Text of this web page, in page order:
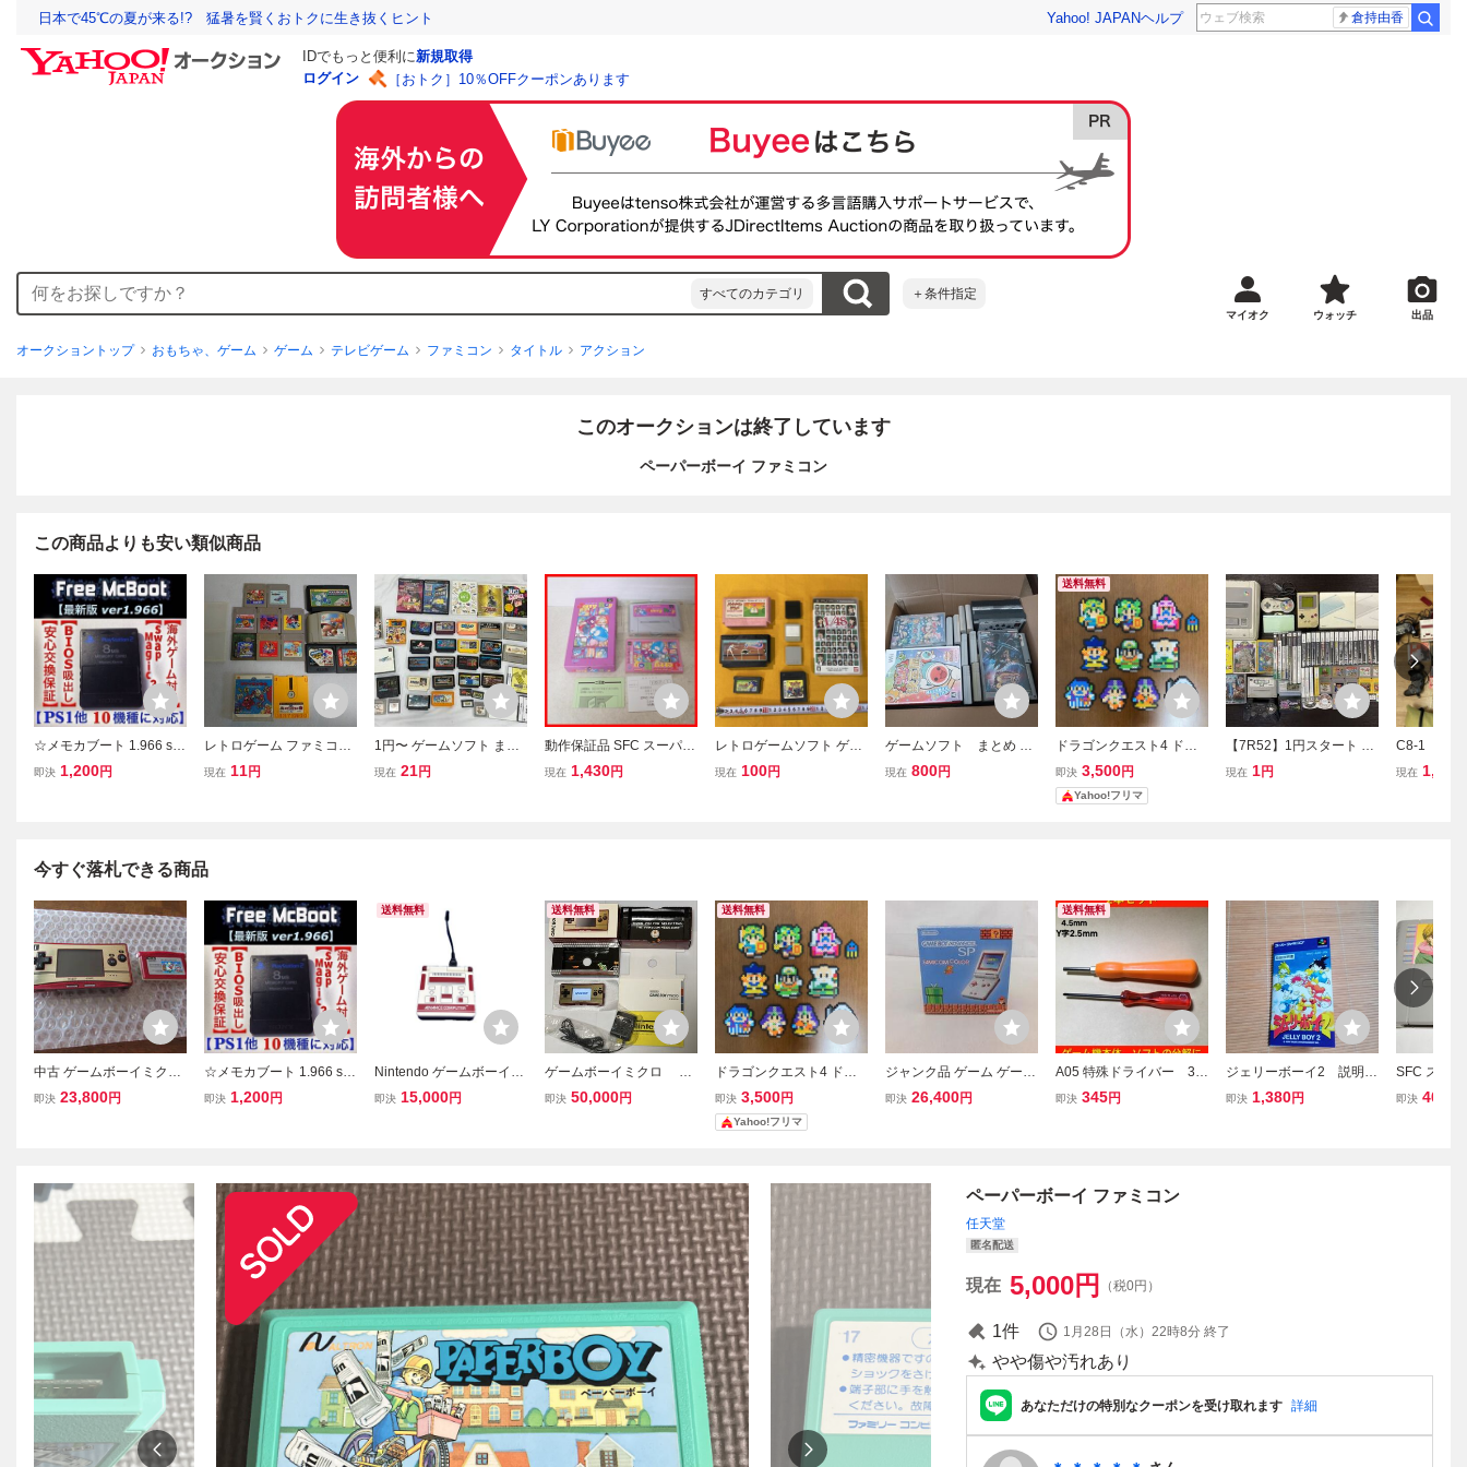
日本で45℃の夏が来る!? 猛暑を賢くおトクに生き抜くヒント Yahoo! JAPANヘルプ 倉持由香
IDでもっと便利に新規取得
ログイン
［おトク］10％OFFクーポンあります
すべてのカテゴリ ＋条件指定
マイオク ウォッチ 出品
オークショントップ おもちゃ、ゲーム ゲーム テレビゲーム ファミコン タイトル アクション
このオークションは終了しています
ペーパーボーイ ファミコン
この商品よりも安い類似商品
☆メモカブート 1.966 sw
apmagic PS2 改造 freemc
即決 1,200円
レトロゲーム ファミコン
ゲームボーイ ニンテンド
現在 11円
1円〜 ゲームソフト まと
め 38点 ファミコン スー
現在 21円
動作保証品 SFC スーパー
ファミコン Jerry Boy ジ
現在 1,430円
レトロゲームソフト ゲー
ムキューブメモリーカー
現在 100円
ゲームソフト まとめ ゲ
ームボーイ スーパーファ
現在 800円
送料無料
ドラゴンクエスト4 ドラ
クエ4 ゲームボーイアド
バンス GBA スーパーファ
ミコン SFC フィギュア
即決 3,500円
Yahoo!フリマ
【7R52】1円スタート ゲ
ーム機 本体 ソフト まと
現在 1円
C8-1 【動
ク品】
現在 1,200
今すぐ落札できる商品
中古 ゲームボーイミクロ
本体 ファミコンバージョ
即決 23,800円
☆メモカブート 1.966 sw
apmagic PS2 改造 freemc
即決 1,200円
送料無料
Nintendo ゲームボーイア
ドバンスSP ファミコンカ
即決 15,000円
送料無料
ゲームボーイミクロ フ
ァミコンカラー 送料無
即決 50,000円
送料無料
ドラゴンクエスト4 ドラ
クエ4 ゲームボーイアド
バンス GBA スーパーファ
ミコン SFC フィギュア
即決 3,500円
Yahoo!フリマ
ジャンク品 ゲーム ゲーム
ボーイアドバンス 本体 S
即決 26,400円
送料無料
A05 特殊ドライバー 3.8
mm 4.5mm y字2.5mm 2本
即決 345円
ジェリーボーイ2 説明
書 スーパーファミコン
即決 1,380円
SFC スー
ソフト[マ
即決 400
ペーパーボーイ ファミコン
任天堂
匿名配送
現在 5,000円 （税0円）
1件 1月28日（水）22時8分 終了
やや傷や汚れあり
あなただけの特別なクーポンを受け取れます 詳細